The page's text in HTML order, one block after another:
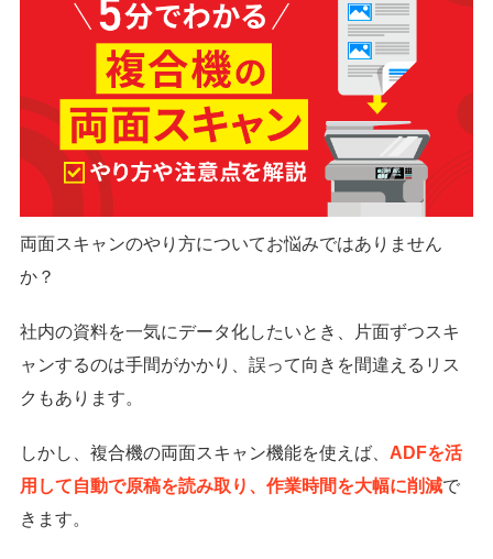
両面スキャンのやり方についてお悩みではありません
か？
社内の資料を一気にデータ化したいとき、片面ずつスキ
ャンするのは手間がかかり、誤って向きを間違えるリス
クもあります。
しかし、複合機の両面スキャン機能を使えば、 ADFを活
用して自動で原稿を読み取り、作業時間を大幅に削減で
きます。